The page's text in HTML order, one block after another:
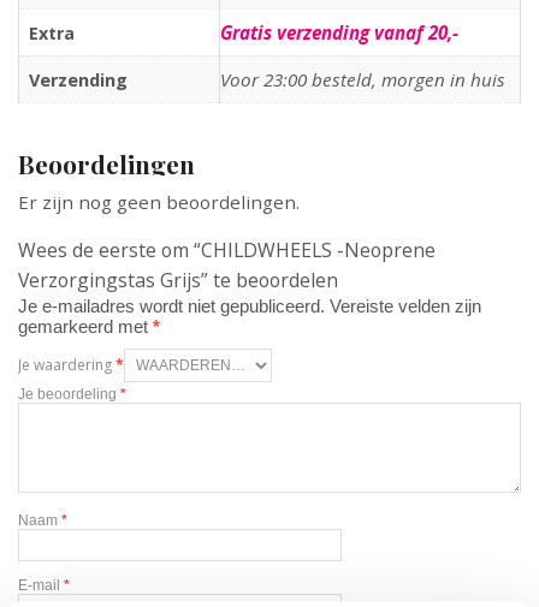
Extra Gratis verzending vanaf 20,-
Verzending Voor 23:00 besteld, morgen in huis
Beoordelingen
Er zijn nog geen beoordelingen.
Wees de eerste om “CHILDWHEELS -Neoprene
Verzorgingstas Grijs” te beoordelen
Je e-mailadres wordt niet gepubliceerd. Vereiste velden zijn
gemarkeerd met *
Je waardering*
Je beoordeling *
Naam *
E-mail *